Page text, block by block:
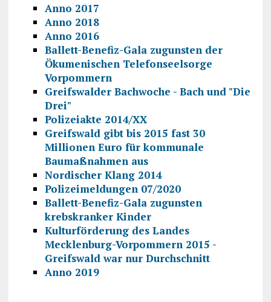
Anno 2017
Anno 2018
Anno 2016
Ballett-Benefiz-Gala zugunsten der
Ökumenischen Telefonseelsorge
Vorpommern
Greifswalder Bachwoche - Bach und "Die
Drei"
Polizeiakte 2014/XX
Greifswald gibt bis 2015 fast 30
Millionen Euro für kommunale
Baumaßnahmen aus
Nordischer Klang 2014
Polizeimeldungen 07/2020
Ballett-Benefiz-Gala zugunsten
krebskranker Kinder
Kulturförderung des Landes
Mecklenburg-Vorpommern 2015 -
Greifswald war nur Durchschnitt
Anno 2019